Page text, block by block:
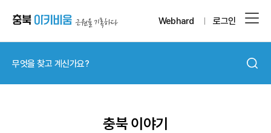
Webhard 로그인
충북 이야기